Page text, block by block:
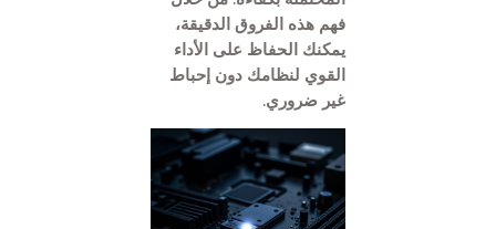
فهم هذه الفروق الدقيقة،
يمكنك الحفاظ على الأداء
القوي لنظامك دون إحباط
غير ضروري.